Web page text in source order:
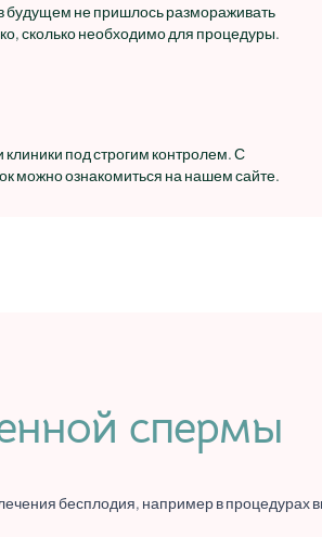
будущем не пришлось размораживать
сколько необходимо для процедуры.
под строгим контролем. С
можно ознакомиться на нашем сайте.
спермы
бесплодия, например в процедурах